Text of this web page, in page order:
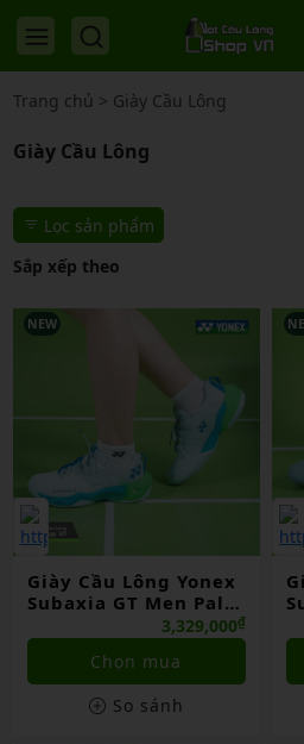
Trang chủ > Giày Cầu Lông
Giày Cầu Lông
Lọc sản phẩm
Sắp xếp theo
NEW
Giày Cầu Lông Yonex
Subaxia GT Men Pale
Green Chính Hãng
3,329,000₫
Chọn mua
So sánh